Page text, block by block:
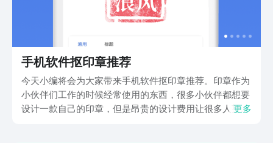
手机软件抠印章推荐
今天小编将会为大家带来手机软件抠印章推荐。印章作为
小伙伴们工作的时候经常使用的东西，很多小伙伴都想要
设计一款自己的印章，但是昂贵的设计费用让很多人望而
更多